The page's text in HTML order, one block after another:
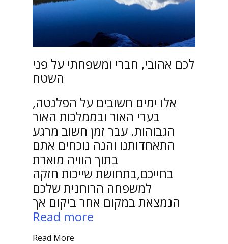
לכם אהובי, חברי ומשפחתי על פני
השטח
אלו ימים חשובים על הפלנטה,
בערי האור ובממלכות האור
הגבוהות. עבר זמן חשוב מרגע
התאחדותנו והנה נוכחים אתם
בתוך הוויה מוארת
בחייכם,בתחושת שייכות חזקה
למשפחה הרוחנית שלכם
הנמצאת במקום אחר ביקום אך
Read more
Read More